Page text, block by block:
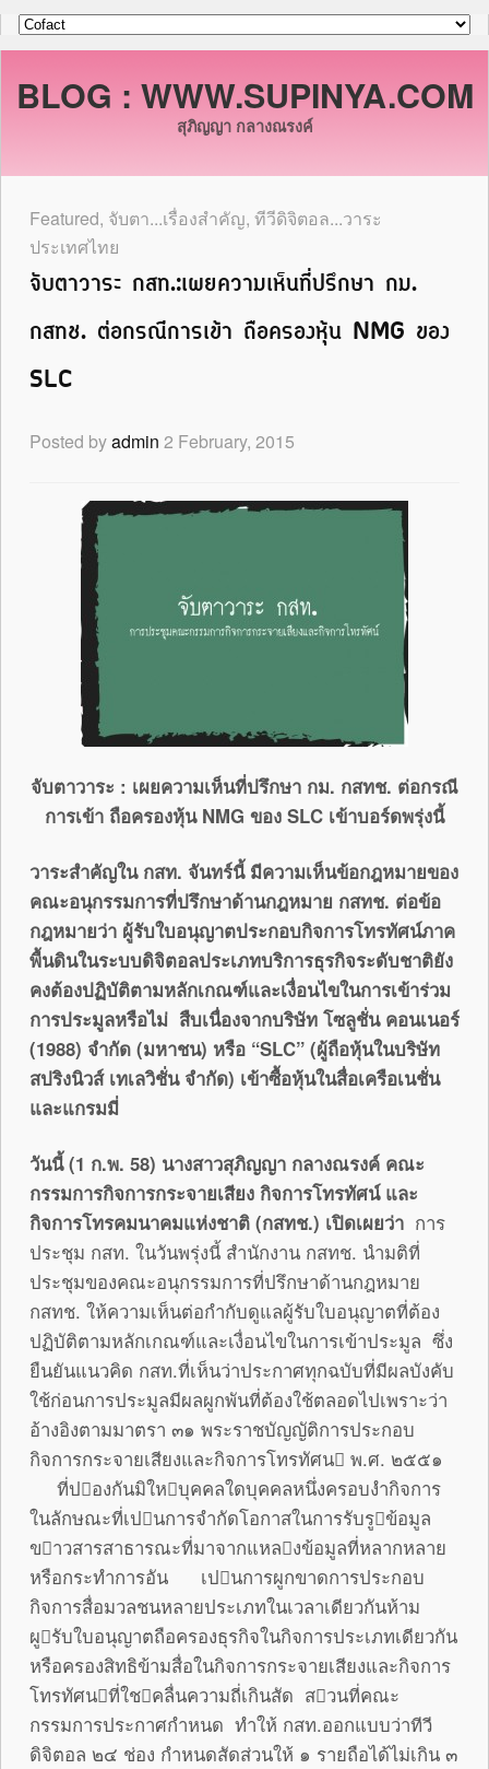
BLOG : WWW.SUPINYA.COM
สุภิญญา กลางณรงค์
Featured, จับตา...เรื่องสำคัญ, ทีวีดิจิตอล...วาระ
ประเทศไทย
จับตาวาระ กสท.:เผยความเห็นที่ปรึกษา กม.
กสทช. ต่อกรณีการเข้า ถือครองหุ้น NMG ของ
SLC
Posted byadmin 2 February, 2015
จับตาวาระ : เผยความเห็นที่ปรึกษา กม. กสทช. ต่อกรณี
การเข้า ถือครองหุ้น NMG ของ SLC เข้าบอร์ดพรุ่งนี้
วาระสำคัญใน กสท. จันทร์นี้ มีความเห็นข้อกฎหมายของ
คณะอนุกรรมการที่ปรึกษาด้านกฎหมาย กสทช. ต่อข้อ
กฎหมายว่า ผู้รับใบอนุญาตประกอบกิจการโทรทัศน์ภาค
พื้นดินในระบบดิจิตอลประเภทบริการธุรกิจระดับชาติยัง
คงต้องปฏิบัติตามหลักเกณฑ์และเงื่อนไขในการเข้าร่วม
การประมูลหรือไม่ สืบเนื่องจากบริษัท โซลูชั่น คอนเนอร์
(1988) จำกัด (มหาชน) หรือ “SLC” (ผู้ถือหุ้นในบริษัท
สปริงนิวส์ เทเลวิชั่น จำกัด) เข้าซื้อหุ้นในสื่อเครือเนชั่น
และแกรมมี่
วันนี้ (1 ก.พ. 58) นางสาวสุภิญญา กลางณรงค์ คณะ
กรรมการกิจการกระจายเสียง กิจการโทรทัศน์ และ
กิจการโทรคมนาคมแห่งชาติ (กสทช.) เปิดเผยว่า การ
ประชุม กสท. ในวันพรุ่งนี้ สำนักงาน กสทช. นำมติที่
ประชุมของคณะอนุกรรมการที่ปรึกษาด้านกฎหมาย
กสทช. ให้ความเห็นต่อกำกับดูแลผู้รับใบอนุญาตที่ต้อง
ปฏิบัติตามหลักเกณฑ์และเงื่อนไขในการเข้าประมูล ซึ่ง
ยืนยันแนวคิด กสท.ที่เห็นว่าประกาศทุกฉบับที่มีผลบังคับ
ใช้ก่อนการประมูลมีผลผูกพันที่ต้องใช้ตลอดไปเพราะว่า
อ้างอิงตามมาตรา ๓๑ พระราชบัญญัติการประกอบ
กิจการกระจายเสียงและกิจการโทรทัศน พ.ศ. ๒๕๕๑
ที่ปองกันมิใหบุคคลใดบุคคลหนึ่งครอบงํากิจการ
ในลักษณะที่เปนการจํากัดโอกาสในการรับรูข้อมูล
ขาวสารสาธารณะที่มาจากแหลงข้อมูลที่หลากหลาย
หรือกระทําการอัน เปนการผูกขาดการประกอบ
กิจการสื่อมวลชนหลายประเภทในเวลาเดียวกันห้าม
ผูรับใบอนุญาตถือครองธุรกิจในกิจการประเภทเดียวกัน
หรือครองสิทธิข้ามสื่อในกิจการกระจายเสียงและกิจการ
โทรทัศนที่ใชคลื่นความถี่เกินสัด สวนที่คณะ
กรรมการประกาศกําหนด ทำให้ กสท.ออกแบบว่าทีวี
ดิจิตอล ๒๔ ช่อง กำหนดสัดส่วนให้ ๑ รายถือได้ไม่เกิน ๓